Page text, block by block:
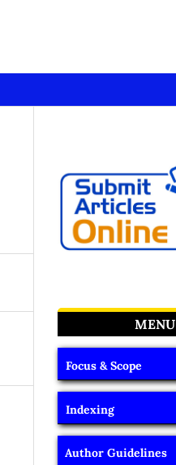
MENU
Focus & Scope
Indexing
Author Guidelines